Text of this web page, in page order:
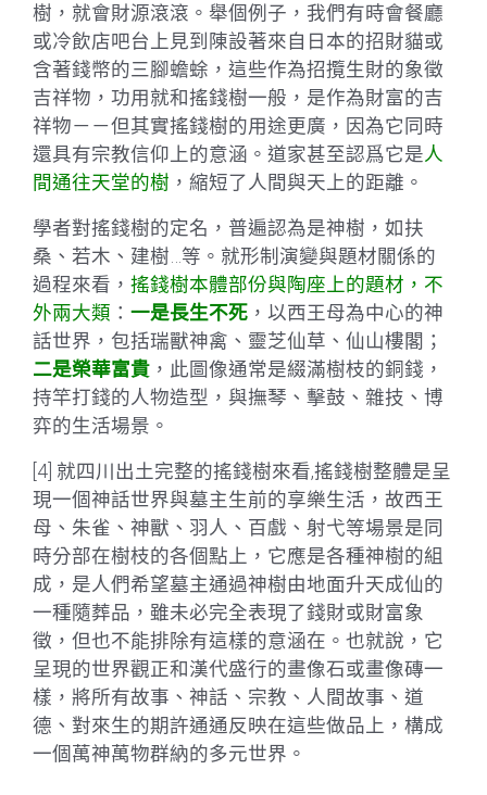
樹，就會財源滾滾。舉個例子，我們有時會餐廳
或冷飲店吧台上見到陳設著來自日本的招財貓或
含著錢幣的三腳蟾蜍，這些作為招攬生財的象徵
吉祥物，功用就和搖錢樹一般，是作為財富的吉
祥物－－但其實搖錢樹的用途更廣，因為它同時
還具有宗教信仰上的意涵。道家甚至認爲它是人
間通往天堂的樹 ，縮短了人間與天上的距離。
學者對搖錢樹的定名，普遍認為是神樹，如扶
桑、若木、建樹…等。就形制演變與題材關係的
過程來看， 搖錢樹本體部份與陶座上的題材，不
外兩大類 ： 一是長生不死 ，以西王母為中心的神
話世界，包括瑞獸神禽、靈芝仙草、仙山樓閣；
二是榮華富貴 ，此圖像通常是綴滿樹枝的銅錢，
持竿打錢的人物造型，與撫琴、擊鼓、雜技、博
弈的生活場景。
[4] 就四川出土完整的搖錢樹來看,搖錢樹整體是呈
現一個神話世界與墓主生前的享樂生活，故西王
母、朱雀、神獸、羽人、百戲、射弋等場景是同
時分部在樹枝的各個點上，它應是各種神樹的組
成，是人們希望墓主通過神樹由地面升天成仙的
一種隨葬品，雖未必完全表現了錢財或財富象
徵，但也不能排除有這樣的意涵在。也就說，它
呈現的世界觀正和漢代盛行的畫像石或畫像磚一
樣，將所有故事、神話、宗教、人間故事、道
德、對來生的期許通通反映在這些做品上，構成
一個萬神萬物群納的多元世界。